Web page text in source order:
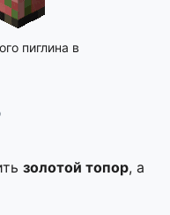
пиглина в
золотой топор, а